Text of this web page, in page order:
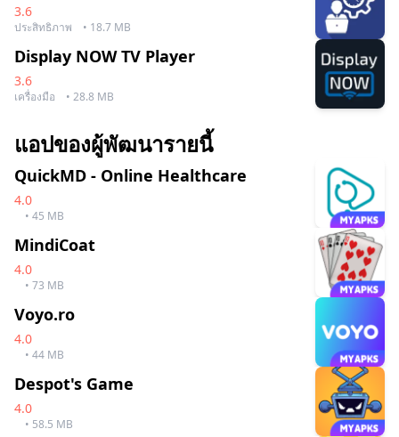
3.6
ประสิทธิภาพ • 18.7 MB
Display NOW TV Player
3.6
เครื่องมือ • 28.8 MB
แอปของผู้พัฒนารายนี้
QuickMD - Online Healthcare
4.0
• 45 MB
MindiCoat
4.0
• 73 MB
Voyo.ro
4.0
• 44 MB
Despot's Game
4.0
• 58.5 MB